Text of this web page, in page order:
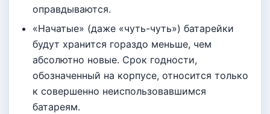
оправдываются.
«Начатые» (даже «чуть-чуть») батарейки
будут хранится гораздо меньше, чем
абсолютно новые. Срок годности,
обозначенный на корпусе, относится только
к совершенно неиспользовавшимся
батареям.